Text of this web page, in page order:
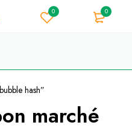
0 0
hash”
marché
-
de
de